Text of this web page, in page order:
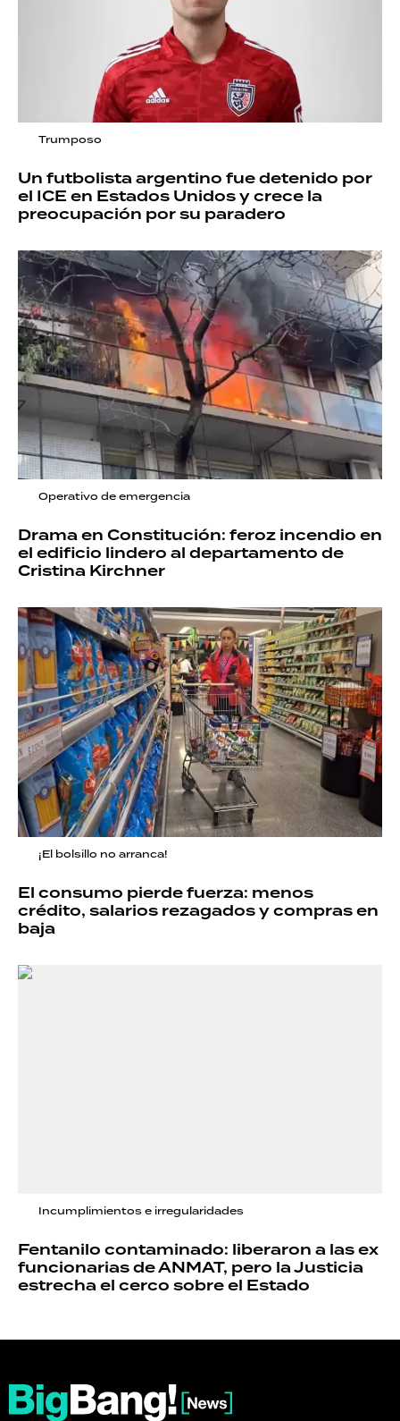
Trumposo
Un futbolista argentino fue detenido por
el ICE en Estados Unidos y crece la
preocupación por su paradero
Operativo de emergencia
Drama en Constitución: feroz incendio en
el edificio lindero al departamento de
Cristina Kirchner
¡El bolsillo no arranca!
El consumo pierde fuerza: menos
crédito, salarios rezagados y compras en
baja
Incumplimientos e irregularidades
Fentanilo contaminado: liberaron a las ex
funcionarias de ANMAT, pero la Justicia
estrecha el cerco sobre el Estado